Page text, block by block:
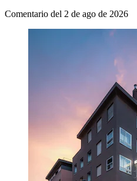
Comentario del 2 de ago de 2026